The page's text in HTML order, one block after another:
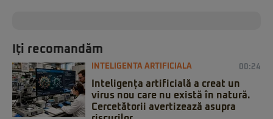
Iți recomandăm
INTELIGENTA ARTIFICIALA 00:24
Inteligența artificială a creat un
virus nou care nu există în natură.
Cercetătorii avertizează asupra